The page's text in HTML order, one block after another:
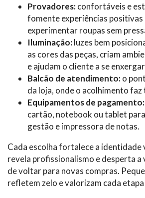
Provadores:confortáveis e
fomente experiências positivas
experimentar roupas sem
Iluminação:luzes bem
as cores das peças, criam
e ajudam o cliente a se
Balcão de atendimento:o
da loja, onde o acolhimento
Equipamentos de pagamento:
cartão, notebook ou tablet
gestão e impressora de notas.
Cada escolha fortalece a identidade
revela profissionalismo e desperta
de voltar para novas compras.
refletem zelo e valorizam cada